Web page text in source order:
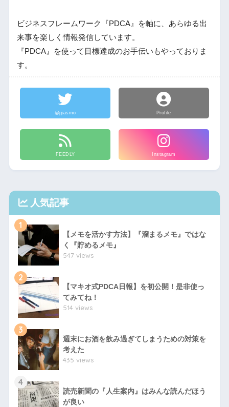
ビジネスフレームワーク『PDCA』を軸に、あらゆる出
来事を楽しく情報発信しています。
『PDCA』を使って目標達成のお手伝いもやっておりま
す。
@jpasmo Profile
FEEDLY Instagram
人気記事
1
【メモを活かす方法】『溜まるメモ』ではな
く『貯めるメモ』
547 views
2
【マキオ式PDCA日報】を初公開！是非使っ
てみてね！
514 views
3
週末にお酒を飲み過ぎてしまうための対策を
考えた
435 views
4
読売新聞の『人生案内』はみんな読んだほう
が良い